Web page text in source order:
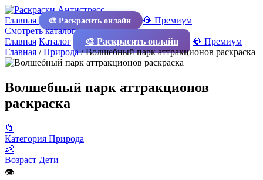
Главная 🎨 Раскрасить онлайн
💎 Премиум
Смотреть каталог
Главная Каталог 🎨 Раскрасить онлайн
💎 Премиум
Главная /Природа/Волшебный парк аттракционов раскраска
Волшебный парк аттракционов
раскраска
📁
Категория Природа
👶
Возраст Дети
👁